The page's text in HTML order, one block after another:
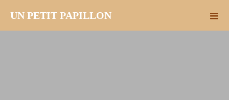
UN PETIT PAPILLON